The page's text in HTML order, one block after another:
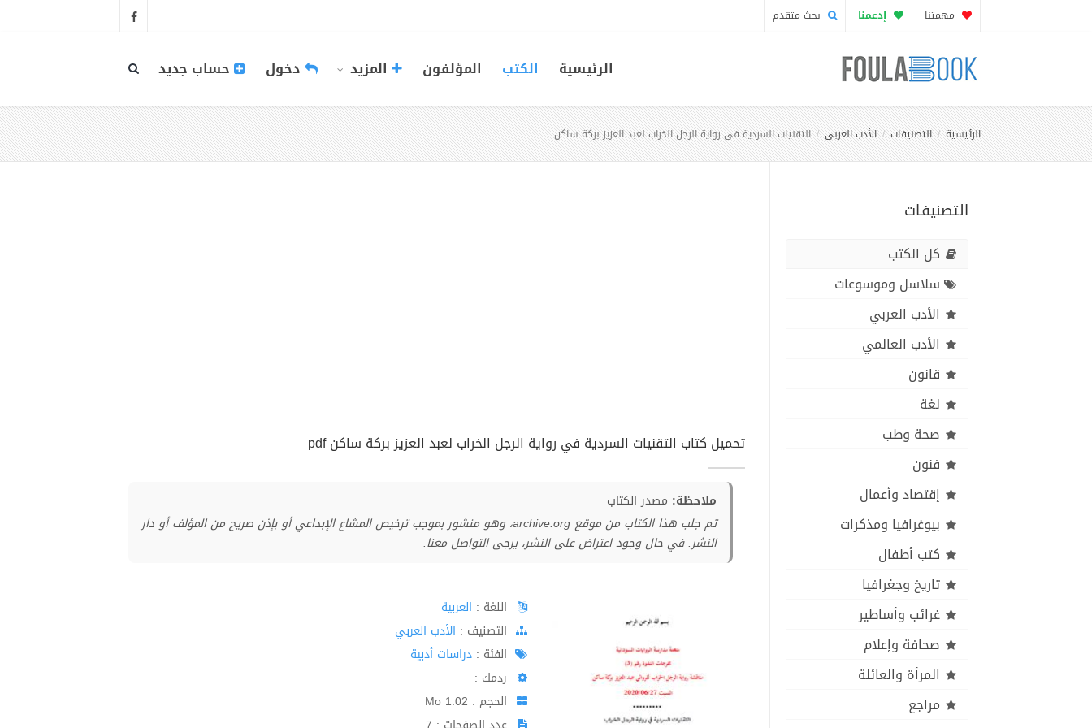
مهمتنا إدعمنا بحث متقدم
الرئيسية الكتب المؤلفون المزيد دخول حساب جديد
الرئيسية التصنيفات الأدب العربي التقنيات السردية في رواية الرجل الخراب لعبد العزيز بركة ساكن
التصنيفات
كل الكتب
سلاسل وموسوعات
الأدب العربي
الأدب العالمي
قانون
لغة
صحة وطب
فنون
إقتصاد وأعمال
بيوغرافيا ومذكرات
كتب أطفال
تاريخ وجغرافيا
غرائب وأساطير
صحافة وإعلام
المرأة والعائلة
مراجع
تحميل كتاب التقنيات السردية في رواية الرجل الخراب لعبد العزيز بركة ساكن pdf
ملاحظة: مصدر الكتاب
تم جلب هذا الكتاب من موقع archive.org، وهو منشور بموجب ترخيص المشاع الإبداعي أو بإذن صريح من المؤلف أو دار
النشر. في حال وجود اعتراض على النشر، يرجى التواصل معنا.
اللغة : العربية
اﻟﺘﺼﻨﻴﻒ : الأدب العربي
الفئة : دراسات أدبية
ردمك :
الحجم : 1.02 Mo